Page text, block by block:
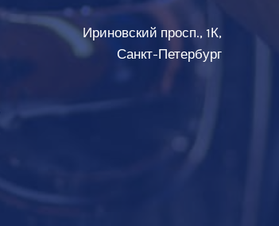
Ириновский просп., 1К,
Санкт-Петербург